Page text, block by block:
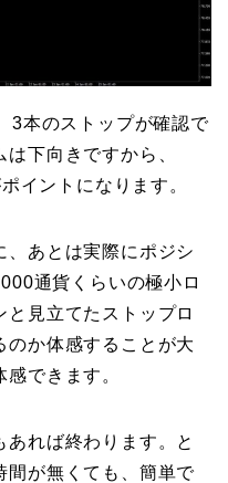
3本のストップが確認で
下向きですから、
イントになります。
、あとは実際にポジシ
通貨くらいの極小ロ
と見立てたストップロ
のか体感することが大
できます。
れば終わります。と
間が無くても、簡単で